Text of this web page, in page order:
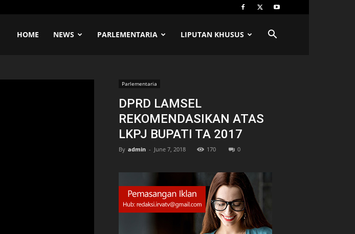
HOME NEWS PARLEMENTARIA LIPUTAN KHUSUS
Parlementaria
DPRD LAMSEL
REKOMENDASIKAN ATAS
LKPJ BUPATI TA 2017
By admin - June 7, 2018 170 0